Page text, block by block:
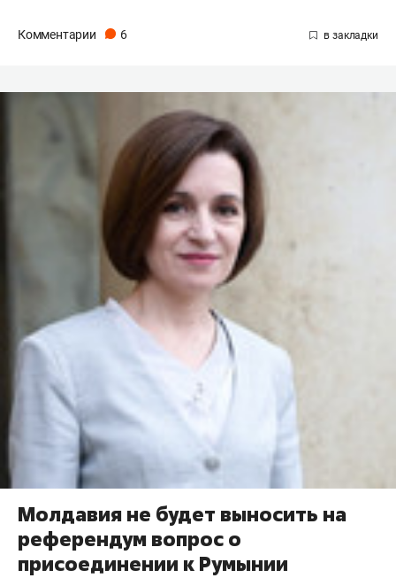
Комментарии 6
Молдавия не будет выносить на
референдум вопрос о
присоединении к Румынии